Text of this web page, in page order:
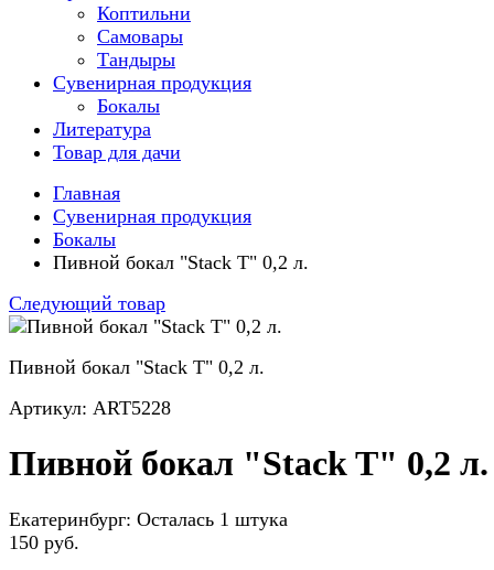
Коптильни
Самовары
Тандыры
Сувенирная продукция
Бокалы
Литература
Товар для дачи
Главная
Сувенирная продукция
Бокалы
Пивной бокал "Stack T" 0,2 л.
Следующий товар
Пивной бокал "Stack T" 0,2 л.
Артикул: ART5228
Пивной бокал "Stack T" 0,2 л.
Екатеринбург: Осталась 1 штука
150 руб.